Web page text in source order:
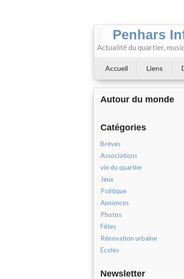
Penhars
Actualité du quartier,
Accueil Liens
Autour du monde
Catégories
Brèves
Associations
vie du quartier
Jeux
Politique
Annonces
Photos
Fêtes
Rénovation urbaine
Ecoles
Newsletter